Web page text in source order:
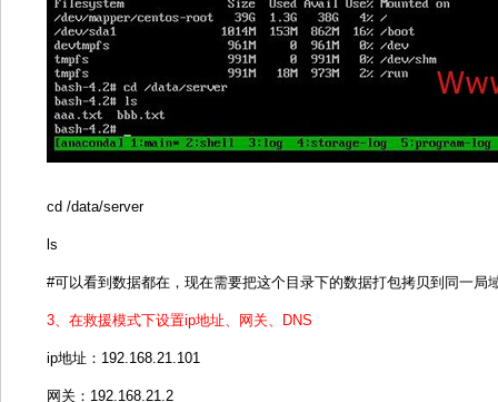
cd /data/server
ls
#可以看到数据都在，现在需要把这个目录下的数据打包拷贝到同一局
3、在救援模式下设置ip地址、网关、DNS
ip地址：192.168.21.101
网关：192.168.21.2